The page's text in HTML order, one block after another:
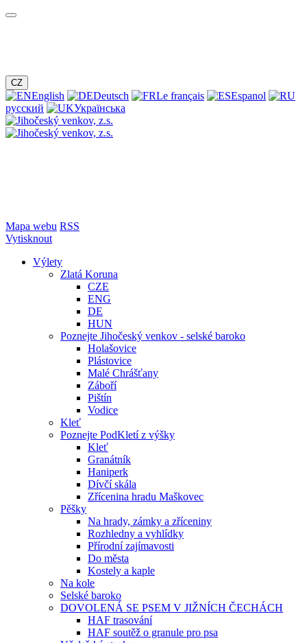
CZ
English Deutsch Le français
Espanol
русский
Українська
Mapa webu RSS
Vytisknout
Výlety
Zlatá Koruna
CZE
ENG
DE
HUN
Poznejte Jihočeský venkov - selské baroko
Holašovice
Plástovice
Malé Chrášťany
Záboří
Pištín
Vodice
Kleť
Poznejte PodKletí z výšky
Kleť
Granátník
Haniperk
Dívčí skála
Zřícenina hradu Maškovec
Pěšky
Na hrady, zámky a zříceniny
Rozhledny a vyhlídky
Přírodní zajímavosti
Do města
Kostely a kaple
Na kole
Selské baroko
DOVOLENÁ SE PSEM V JIŽNÍCH ČECHÁCH
HAF trasování
HAF soutěž o granule pro psa